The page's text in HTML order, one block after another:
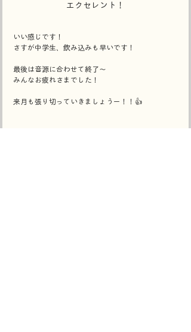
エクセレント！
いい感じです！
さすが中学生、飲み込みも早いです！
最後は音源に合わせて終了～
みんなお疲れさまでした！
来月も張り切っていきましょうー！！👍️